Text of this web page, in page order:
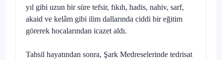
yıl gibi uzun bir süre tefsir, fıkıh, hadis, nahiv, sarf,
akaid ve kelâm gibi ilim dallarında ciddi bir eğitim
görerek hocalarından icazet aldı.
Tahsil hayatından sonra, Şark Medreselerinde tedrisat